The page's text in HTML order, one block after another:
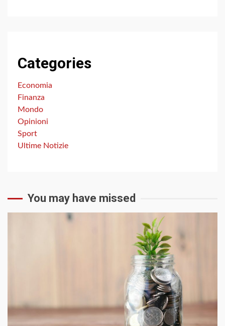
Categories
Economia
Finanza
Mondo
Opinioni
Sport
Ultime Notizie
You may have missed